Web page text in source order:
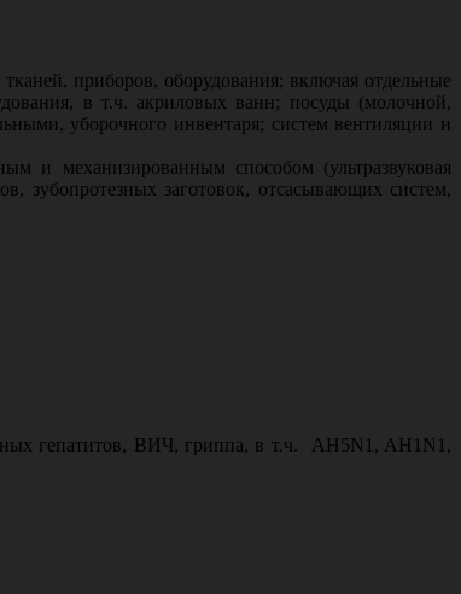
приборов, оборудования; включая отдельные
в т.ч. акриловых ванн; посуды (молочной,
уборочного инвентаря; систем вентиляции и
и механизированным способом (ультразвуковая
зубопротезных заготовок, отсасывающих систем,
гепатитов, ВИЧ, гриппа, в т.ч. AH5N1, AH1N1,